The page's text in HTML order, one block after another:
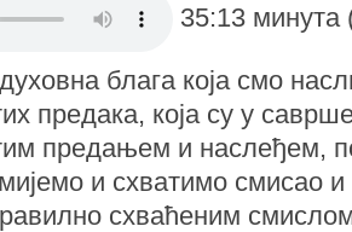
35:13
блага која смо
предака, која су у
предањем и наслеђем,
и схватимо смисао
схваћеним